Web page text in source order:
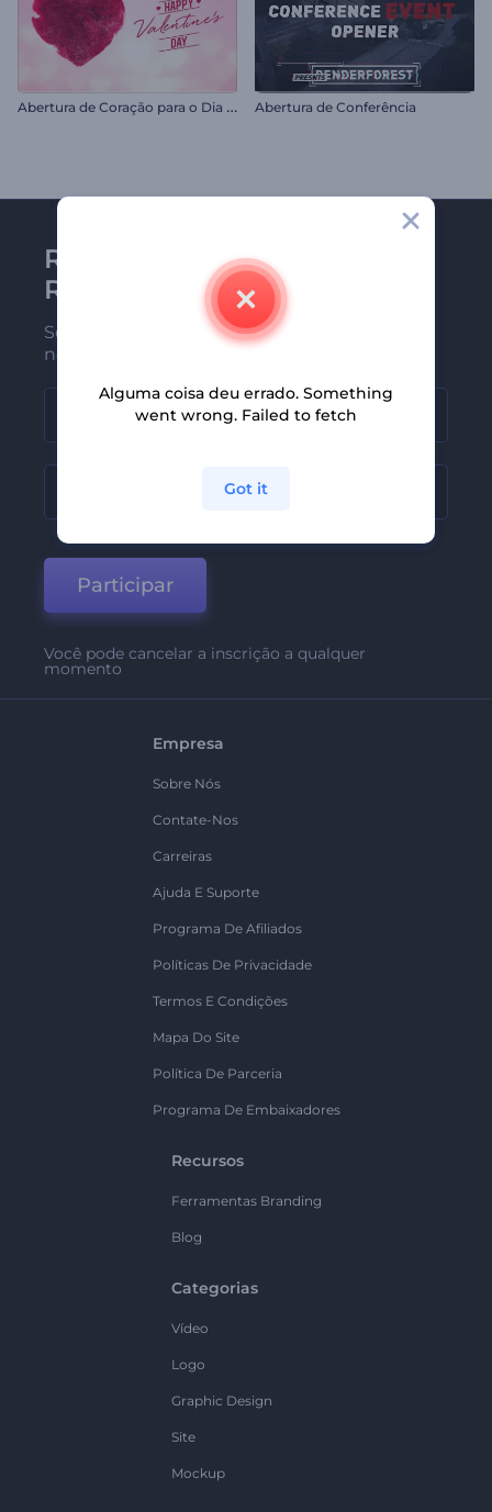
A
bertura de Coração para o Dia dos Namorados Abertura de Conferência
Receba a newsletter da
Renderforest
Seja um dos primeiros a receber
nossas últimas novidades e ofertas
Participar
Você pode cancelar a inscrição a qualquer
momento
Empresa
Sobre Nós
Contate-Nos
Carreiras
Ajuda E Suporte
Programa De Afiliados
Políticas De Privacidade
Termos E Condições
Mapa Do Site
Política De Parceria
Programa De Embaixadores
Recursos
Ferramentas Branding
Blog
Categorias
Vídeo
Logo
Graphic Design
Site
Mockup
Alguma coisa deu errado. Something
went wrong. Failed to fetch
Got it